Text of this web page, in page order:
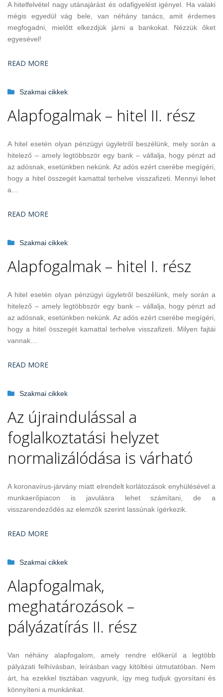
A hitelfelvétel nagy utánajárást és odafigyelést igényel. Ha valaki
mégis egyedül vág bele, van néhány tanács, amit érdemes
megfogadni, mielőtt elkezdjük járni a bankokat. Nézzük őket
egyesével!
READ MORE
Szakmai cikkek
Alapfogalmak – hitel II. rész
A hitel esetén olyan pénzügyi ügyletről beszélünk, mely során a
hitelező – amely legtöbbször egy bank – vállalja, hogy pénzt ad
az adósnak, esetünkben nekünk. Az adós ezért cserébe megígéri,
hogy a hitel összegét kamattal terhelve visszafizeti. Mennyi lehet
a…
READ MORE
Szakmai cikkek
Alapfogalmak – hitel I. rész
A hitel esetén olyan pénzügyi ügyletről beszélünk, mely során a
hitelező – amely legtöbbször egy bank – vállalja, hogy pénzt ad
az adósnak, esetünkben nekünk. Az adós ezért cserébe megígéri,
hogy a hitel összegét kamattal terhelve visszafizeti. Milyen fajtái
vannak…
READ MORE
Szakmai cikkek
Az újraindulással a
foglalkoztatási helyzet
normalizálódása is várható
A koronavírus-járvány miatt elrendelt korlátozások enyhülésével a
munkaerőpiacon is javulásra lehet számítani, de a
visszarendeződés az elemzők szerint lassúnak ígérkezik.
READ MORE
Szakmai cikkek
Alapfogalmak,
meghatározások –
pályázatírás II. rész
Van néhány alapfogalom, amely rendre előkerül a legtöbb
pályázati felhívásban, leírásban vagy kitöltési útmutatóban. Nem
árt, ha ezekkel tisztában vagyunk, így meg tudjuk gyorsítani és
könnyíteni a munkánkat.